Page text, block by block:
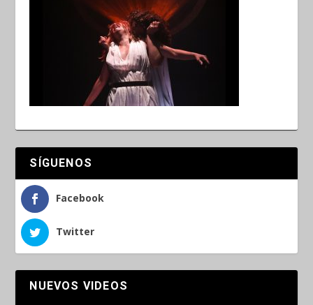
SÍGUENOS
Facebook
Twitter
NUEVOS VIDEOS